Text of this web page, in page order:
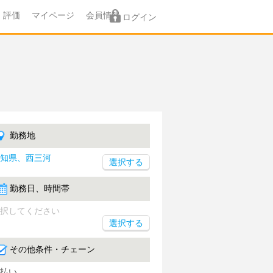
評価 マイページ 会員情報 ログイン
勤務地
県、西三河
勤務日、時間帯
してください
選択する
その他条件・チェーン